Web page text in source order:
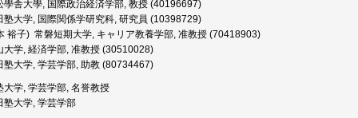
舎大學, 国際政治経済学部, 教授 (40196697)
大学, 国際関係学研究科, 研究員 (10398729)
裕子) 常磐短期大学, キャリア教養学部, 准教授 (70418903)
学, 経済学部, 准教授 (30510028)
大学, 学芸学部, 助教 (80734467)
学, 学芸学部, 名誉教授
大学, 学芸学部